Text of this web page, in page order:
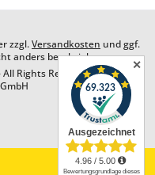
zzgl.Versandkosten und ggf.
anders beschrieben
Rights Reserved. Design by
✕